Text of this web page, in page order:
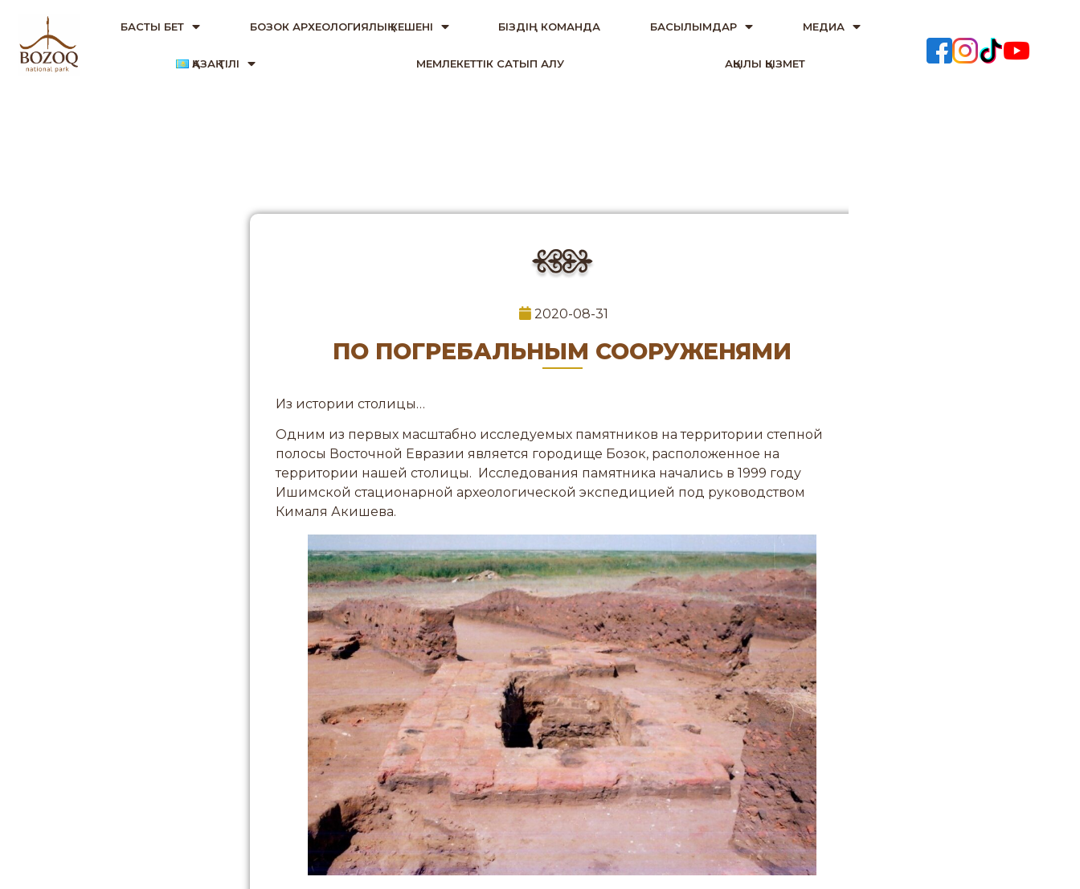
БАСТЫ БЕТ БОЗОК АРХЕОЛОГИЯЛЫҚ КЕШЕНІ БІЗДІҢ КОМАНДА БАСЫЛЫМДАР МЕДИА
ҚАЗАҚ ТІЛІ МЕМЛЕКЕТТІК САТЫП АЛУ АҚЫЛЫ ҚЫЗМЕТ
2020-08-31
ПО ПОГРЕБАЛЬНЫМ СООРУЖЕНЯМИ
Из истории столицы…
Одним из первых масштабно исследуемых памятников на территории степной
полосы Восточной Евразии является городище Бозок, расположенное на
территории нашей столицы. Исследования памятника начались в 1999 году
Ишимской стационарной археологической экспедицией под руководством
Кималя Акишева.